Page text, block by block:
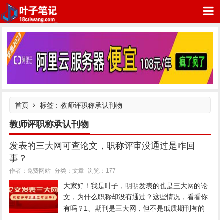
叶子笔记网站
首页 标签：教师评职称承认刊物
教师评职称承认刊物
发表的三大网可查论文，职称评审没通过是咋回
事？
作者：免费网站 分类：文章 浏览：177
大家好！我是叶子，明明发表的也是三大网的论
文，为什么职称却没有通过？这些情况，看看你
有吗？1、期刊是三大网，但不是纸质期刊有的